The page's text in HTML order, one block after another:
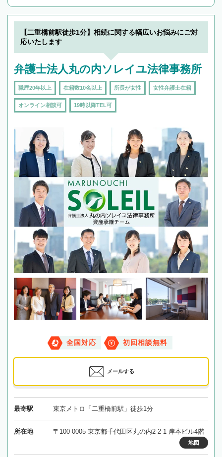
んで検索してみましょう。
19時以降TEL可の条件
を加えて再検索
【二重橋前駅徒歩1分】相続に関する幅広いお悩みにご対
応いたします
弁護士法人丸の内ソレイユ法律事務所
職歴20年以上 在籍数10名以上 所長が女性 女性弁護士在籍
オンライン相談可 19時以降TEL可
全国対応 初回相談無料
メールする
最寄駅 東京メトロ「二重橋前駅」徒歩1分
所在地 〒100-0005 東京都千代田区丸の内2-2-1 岸本ビル4階
地図